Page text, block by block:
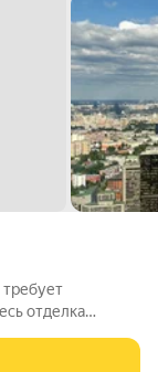
отделка
с каждым